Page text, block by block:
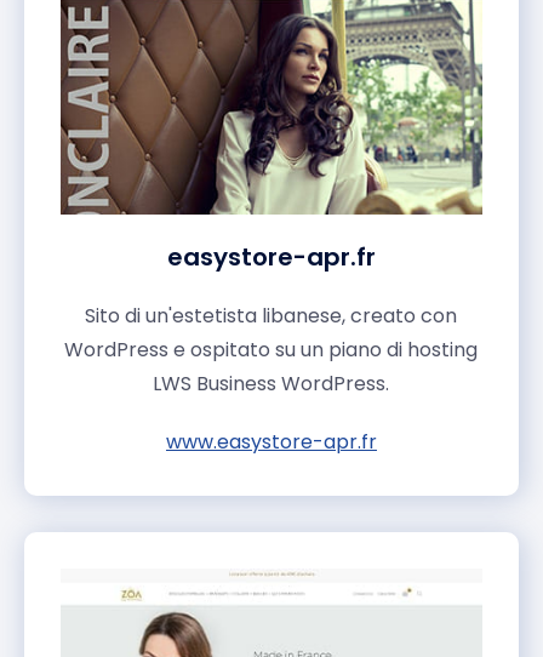
easystore-apr.fr
Sito di un'estetista libanese, creato con
WordPress e ospitato su un piano di hosting
LWS Business WordPress.
www.easystore-apr.fr